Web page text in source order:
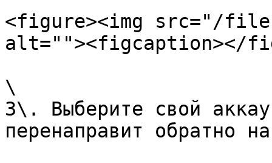
<figure><img src="/files/
alt=""><figcaption></
\
3\. Выберите свой
перенаправит обратно